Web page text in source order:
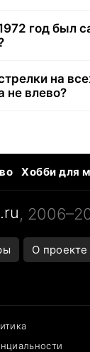
год был
на
не влево?
Хобби для
Тунцы в
,
О проекте